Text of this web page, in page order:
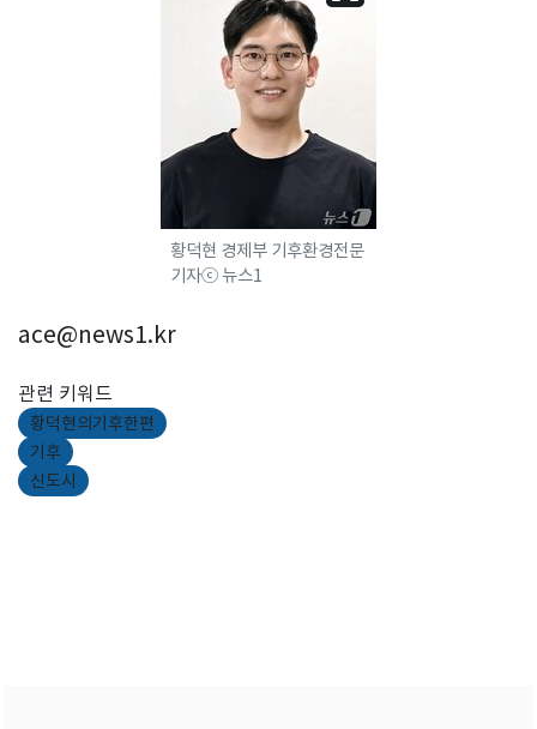
황덕현 경제부 기후환경전문
기자ⓒ 뉴스1
ace@news1.kr
관련 키워드
황덕현의기후한편
기후
신도시